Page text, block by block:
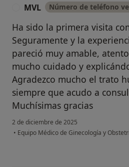
MVL Número de teléfono
Ha sido la primera visita
Seguramente y la
pareció muy amable,
mucho cuidado y
Agradezco mucho el trato
siempre que acudo a
Muchísimas gracias
2 de diciembre de 2025
• Equipo Médico de Ginecología y